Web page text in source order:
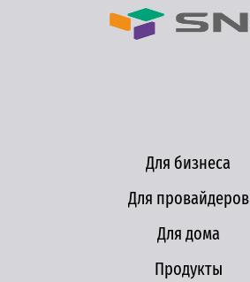
Для бизнеса
Для провайдеров
Для дома
Продукты